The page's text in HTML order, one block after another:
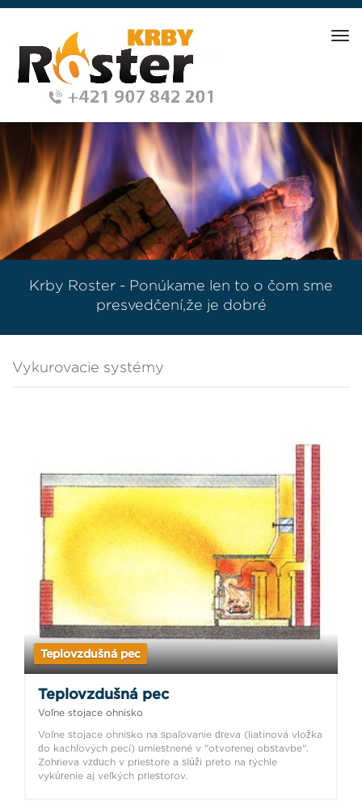
Krby Roster - Ponúkame len to o čom sme
presvedčení,že je dobré
Vykurovacie systémy
Teplovzdušná pec
Teplovzdušná pec
Voľne stojace ohnisko
Voľne stojace ohnisko na spaľovanie dreva (liatinová vložka
do kachľových pecí) umiestnené v "otvorenej obstavbe".
Zohrieva vzduch v priestore a slúži preto na rýchle
vykúrenie aj veľkých priestorov.